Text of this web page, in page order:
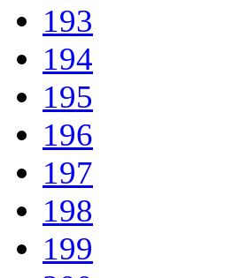
193
194
195
196
197
198
199